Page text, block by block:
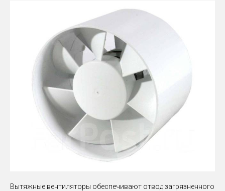
Вытяжные вентиляторы обеспечивают отвод загрязненного